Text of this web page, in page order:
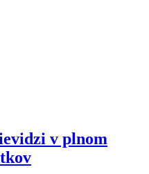
v plnom